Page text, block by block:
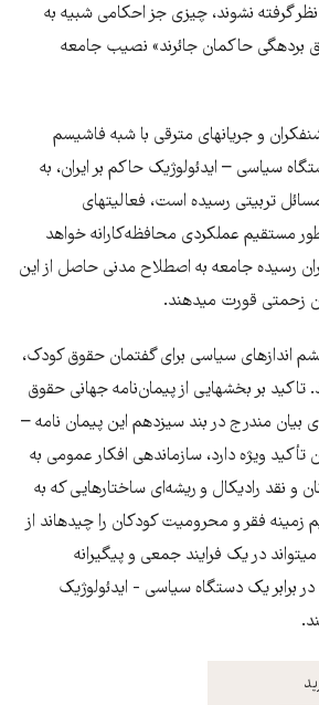
گرفته نشوند، چیزی جز احکامی شبیه به
حاکمان جائرند» نصیب جامعه
و جریان­های مترقی با شبه فاشیسم
سیاسی – ایدئولوژیک حاکم بر ایران، به
تربیتی رسیده است، فعالیت­های
مستقیم عملکردی محافظه‌کارانه خواهد
رسیده جامعه به اصطلاح مدنی حاصل از این
زحمتی قورت می­دهند.
اندازهای سیاسی برای گفتمان حقوق کودک،
بر بخش­هایی از پیمان‌نامه جهانی حقوق
مندرج در بند سیزدهم این پیمان نامه –
ویژه دارد، سازماندهی افکار عمومی به
و نقد رادیکال و ریشه‌ای ساختارهایی که به
فقر و محرومیت کودکان را چیده­اند از
در یک فرایند جمعی و پیگیرانه
برابر یک دستگاه سیاسی - ایدئولوژیک